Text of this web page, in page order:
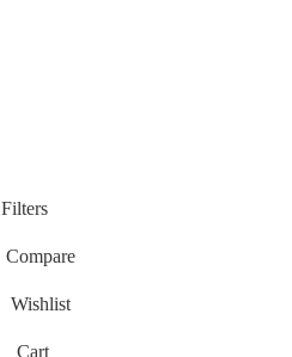
Filters
Compare
Wishlist
Cart